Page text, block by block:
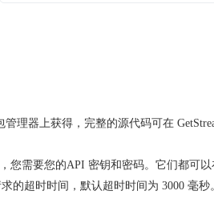
理器上获得，完整的源代码可在
您需要您的API 密钥和密码。它们都可以
的超时时间，默认超时时间为 3000 毫秒